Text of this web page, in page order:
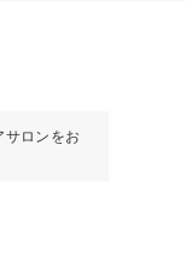
サロンをお